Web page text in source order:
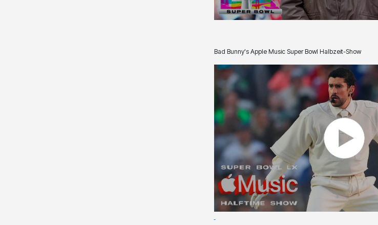
Bad Bunny's Apple Music Super Bowl Halbzeit-Show